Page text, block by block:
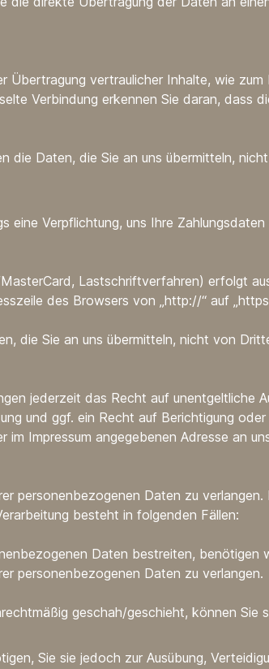
vertraulicher Inhalte, wie
Verbindung erkennen Sie daran,
die Daten, die Sie an uns übermitteln,
Verpflichtung, uns Ihre
Lastschriftverfahren) erfolgt
des Browsers von „http://“ auf
die Sie an uns übermitteln, nicht von
jederzeit das Recht auf unentgeltliche
und ggf. ein Recht auf Berichtigung
Impressum angegebenen Adresse an
personenbezogenen Daten zu
besteht in folgenden Fällen:
Daten bestreiten, benötigen
personenbezogenen Daten zu verlangen.
geschah/geschieht, können
Sie sie jedoch zur Ausübung,